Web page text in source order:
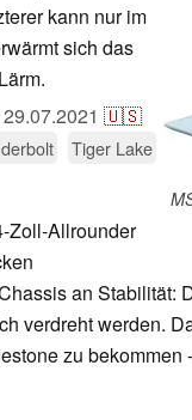
kann nur im
sich das
29.07.2021 🇺🇸
Tiger Lake
Zoll-Allrounder
an Stabilität:
verdreht werden.
zu bekommen